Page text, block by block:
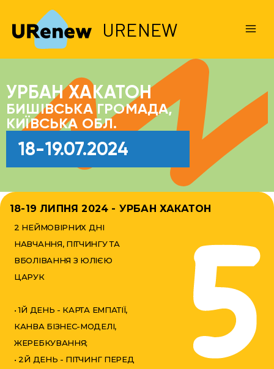
URENEW
УРБАН ХАКАТОН
БИШІВСЬКА ГРОМАДА,
КИЇВСЬКА ОБЛ.
18-19.07.2024
18-19 ЛИПНЯ 2024 - УРБАН ХАКАТОН
2 НЕЙМОВІРНИХ ДНІ
НАВЧАННЯ, ПІТЧИНГУ ТА
ВБОЛІВАННЯ З ЮЛІЄЮ
ЦАРУК
• 1Й ДЕНЬ - КАРТА ЕМПАТІЇ,
КАНВА БІЗНЕС-МОДЕЛІ,
ЖЕРЕБКУВАННЯ;
• 2Й ДЕНЬ - ПІТЧИНГ ПЕРЕД